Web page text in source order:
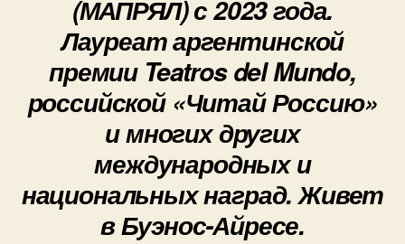
(МАПРЯЛ) с 2023 года.
Лауреат аргентинской
премии Teatros del Mundo,
российской «Читай Россию»
и многих других
международных и
национальных наград. Живет
в Буэнос-Айресе.